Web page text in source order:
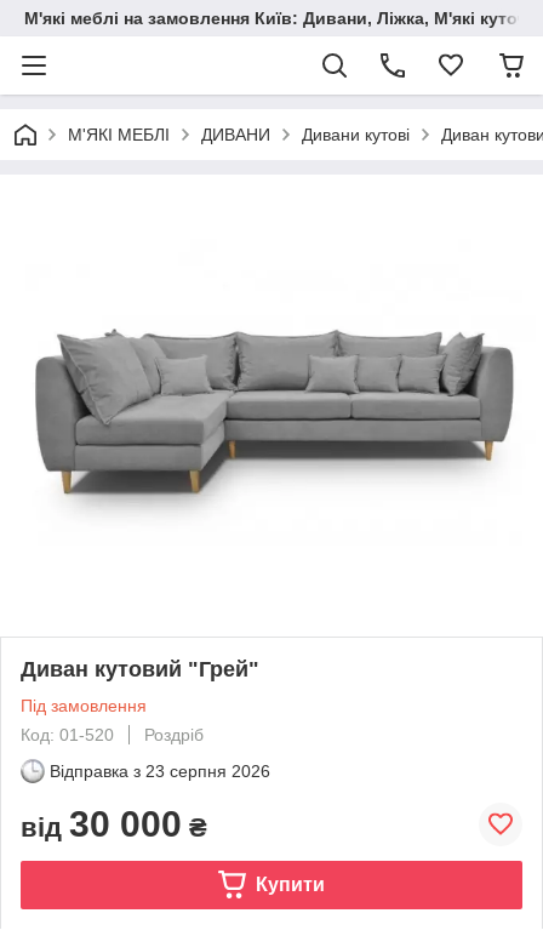
М'які меблі на замовлення Київ: Дивани, Ліжка, М'які
М'ЯКІ МЕБЛІ ДИВАНИ Дивани кутові Диван
Диван кутовий "Грей"
Під замовлення
Код: 01-520
Роздріб
Відправка з 23 серпня 2026
від 30 000 ₴
Купити